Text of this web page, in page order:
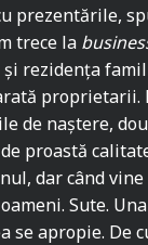
prezentările,
trece la
rezidența
proprietarii.
de naștere,
proastă
dar când
Sute.
se apropie. De